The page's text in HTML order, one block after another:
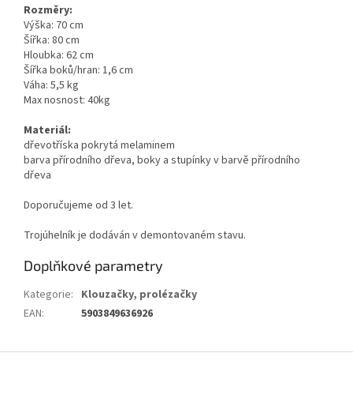
Rozměry:
Výška: 70 cm
Šířka: 80 cm
Hloubka: 62 cm
Šířka boků/hran: 1,6 cm
Váha: 5,5 kg
Max nosnost: 40kg
Materiál:
dřevotříska pokrytá melaminem
barva přírodního dřeva, boky a stupínky v barvě přírodního
dřeva
Doporučujeme od 3 let.
Trojúhelník je dodáván v demontovaném stavu.
Doplňkové parametry
Kategorie: Klouzačky, prolézačky
EAN: 5903849636926